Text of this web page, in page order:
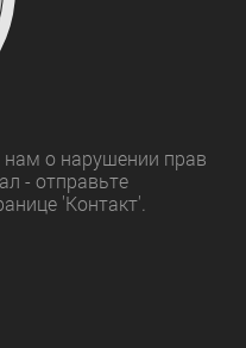
о нарушении прав
- отправьте
'Контакт'.